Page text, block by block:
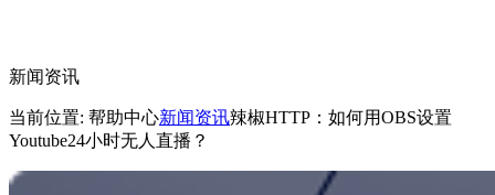
新闻资讯
当前位置: 帮助中心新闻资讯辣椒HTTP：如何用OBS设置
Youtube24小时无人直播？